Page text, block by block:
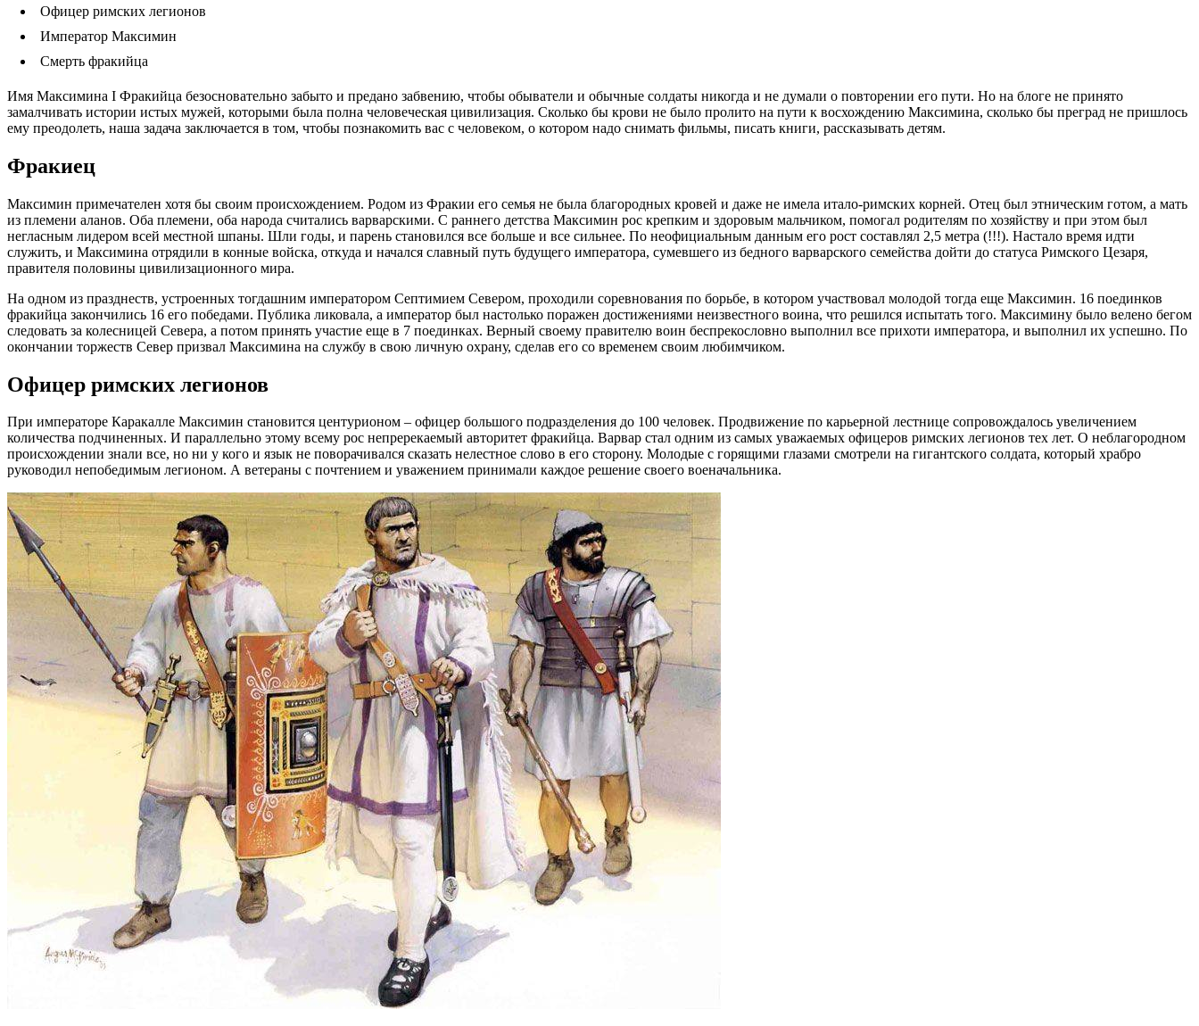
Офицер римских легионов
Император Максимин
Смерть фракийца
Имя Максимина I Фракийца безосновательно забыто и предано забвению, чтобы обыватели и обычные солдаты никогда и не думали о повторении его пути. Но на блоге не принято
замалчивать истории истых мужей, которыми была полна человеческая цивилизация. Сколько бы крови не было пролито на пути к восхождению Максимина, сколько бы преград не пришлось
ему преодолеть, наша задача заключается в том, чтобы познакомить вас с человеком, о котором надо снимать фильмы, писать книги, рассказывать детям.
Фракиец
Максимин примечателен хотя бы своим происхождением. Родом из Фракии его семья не была благородных кровей и даже не имела итало-римских корней. Отец был этническим готом, а мать
из племени аланов. Оба племени, оба народа считались варварскими. С раннего детства Максимин рос крепким и здоровым мальчиком, помогал родителям по хозяйству и при этом был
негласным лидером всей местной шпаны. Шли годы, и парень становился все больше и все сильнее. По неофициальным данным его рост составлял 2,5 метра (!!!). Настало время идти
служить, и Максимина отрядили в конные войска, откуда и начался славный путь будущего императора, сумевшего из бедного варварского семейства дойти до статуса Римского Цезаря,
правителя половины цивилизационного мира.
На одном из празднеств, устроенных тогдашним императором Септимием Севером, проходили соревнования по борьбе, в котором участвовал молодой тогда еще Максимин. 16 поединков
фракийца закончились 16 его победами. Публика ликовала, а император был настолько поражен достижениями неизвестного воина, что решился испытать того. Максимину было велено бегом
следовать за колесницей Севера, а потом принять участие еще в 7 поединках. Верный своему правителю воин беспрекословно выполнил все прихоти императора, и выполнил их успешно. По
окончании торжеств Север призвал Максимина на службу в свою личную охрану, сделав его со временем своим любимчиком.
Офицер римских легионов
При императоре Каракалле Максимин становится центурионом – офицер большого подразделения до 100 человек. Продвижение по карьерной лестнице сопровождалось увеличением
количества подчиненных. И параллельно этому всему рос непререкаемый авторитет фракийца. Варвар стал одним из самых уважаемых офицеров римских легионов тех лет. О неблагородном
происхождении знали все, но ни у кого и язык не поворачивался сказать нелестное слово в его сторону. Молодые с горящими глазами смотрели на гигантского солдата, который храбро
руководил непобедимым легионом. А ветераны с почтением и уважением принимали каждое решение своего военачальника.